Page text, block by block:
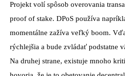
Projekt volí spôsob overovania
proof of stake. DPoS používa
momentálne zažíva veľký boom.
rýchlejšia a bude zvládať podstatne
Na druhej strane, existuje mnoho